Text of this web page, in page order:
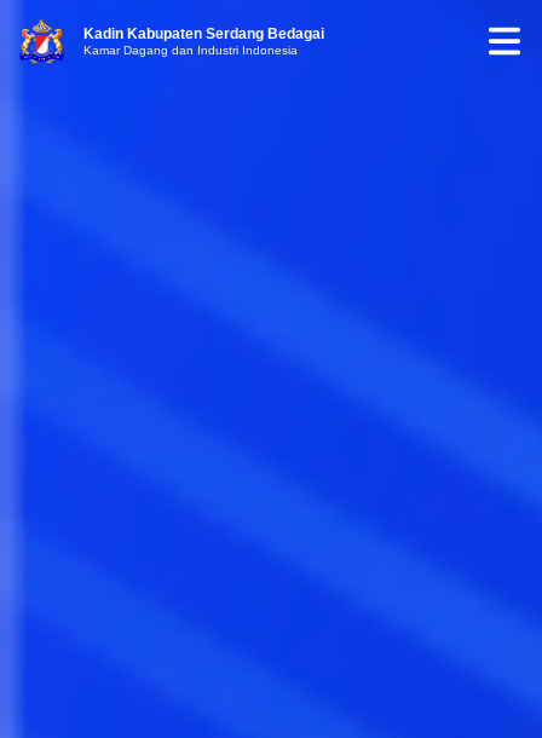
Kadin Kabupaten Serdang Bedagai
Kamar Dagang dan Industri Indonesia